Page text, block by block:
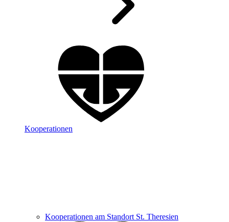
Kooperationen
Kooperationen am Standort St. Theresien